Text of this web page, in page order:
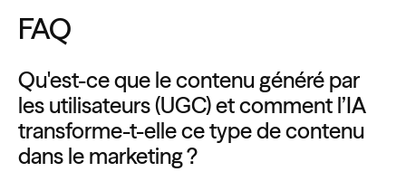
FAQ
Qu'est-ce que le contenu généré par
les utilisateurs (UGC) et comment l’IA
transforme-t-elle ce type de contenu
dans le marketing ?